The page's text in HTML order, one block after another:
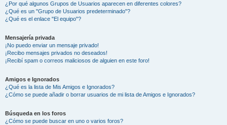
¿Por qué algunos Grupos de Usuarios aparecen en diferentes colores?
¿Qué es un "Grupo de Usuarios predeterminado"?
¿Qué es el enlace "El equipo"?
Mensajería privada
¡No puedo enviar un mensaje privado!
¡Recibo mensajes privados no deseados!
¡Recibí spam o correos maliciosos de alguien en este foro!
Amigos e Ignorados
¿Qué es la lista de Mis Amigos e Ignorados?
¿Cómo se puede añadir o borrar usuarios de mi lista de Amigos e Ignorados?
Búsqueda en los foros
¿Cómo se puede buscar en uno o varios foros?